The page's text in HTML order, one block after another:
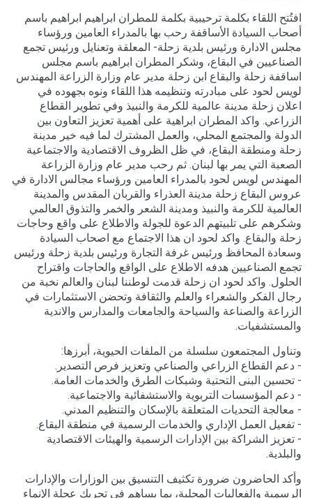
افتُتح اللقاء بكلمة ترحيبية بكلمة للمطران ابراهيم ابراهيم باسم
أصحاب السيادة الأساقفة رحب بها بالمدراء العامين ورؤساء
مجلس الادارة ورئيس بلدية زحلة- المعلقة وتعنايل ورئيس تجمع
الصناعيين في البقاع، وشكر المطران ابراهيم باسم مجلس
اساقفة زحلة والبقاع ابن زحلة مدير عام وزارة الزراعة المهندس
لويس لحود على مبادرته وتنظيمه هذا اللقاء ونوه بجهوده في
اعلان زحلة مدينة عالمية للكرمة والنبيذ وفي تطوير القطاع
الزراعي. واكد المطران ابراهية على أهمية تعزيز التعاون بين
الدولة والمجتمع المحلي، والعمل المشترك لما فيه خير مدينة
زحلة ومنطقة البقاع، في ظل الظروف الاقتصادية والاجتماعية
الصعبة التي يمر بها لبنان. ثم رحب مدير عام وزارة الزراعة
المهندس لويس لحود بالمدراء العامين ورؤساء مجالس الادارة في
عروس البقاع زحلة مدينة العذراء والقربان المقدس والمدينة
العالمية للكرمة والنبيذ ومدينة الشعر والخمر والتذوق العالمي
وشكرهم على تلبيتهم الدعوة للجولة والاطلاع على واقع وحاجات
زحلة والبقاع. واكد لحود ان هذا الاجتماع مع اصحاب السيادة
وسعادة المحافظ ورئيس غرفة التجارة ورئيس بلدية زحلة ورئيس
تجمع الصناعيين هدفه الاطلاع على الواقع والحاجات واقتراح
الحلول. واكد لحود ان زحلة قدمت لوطننا لبنان والعالم نخبة من
رجال الفكر والشعراء والعلم والثقافة وتحضن الاستثمارات في
الزراعة والصناعة والسياحة والجامعات والمدارس والاندية
والمستشفيات.
وتناول المجتمعون سلسلة من الملفات الحيوية، أبرزها:
- دعم القطاع الزراعي والصناعي وتعزيز فرص التصدير.
- تحسين البنى التحتية وشبكات الطرق والخدمات العامة.
- دعم المؤسسات التربوية والاستشفائية والاجتماعية.
- معالجة التحديات المتعلقة بالإسكان والتنظيم المدني.
- تفعيل العمل الإداري والخدمات الرسمية في منطقة البقاع.
- تعزيز الشراكة بين الإدارات الرسمية والهيئات الاقتصادية
والبلدية.
وأكد الحاضرون ضرورة تكثيف التنسيق بين الوزارات والإدارات
الرسمية والفعاليات المحلية، بما يساهم في تحريك عجلة الإنماء